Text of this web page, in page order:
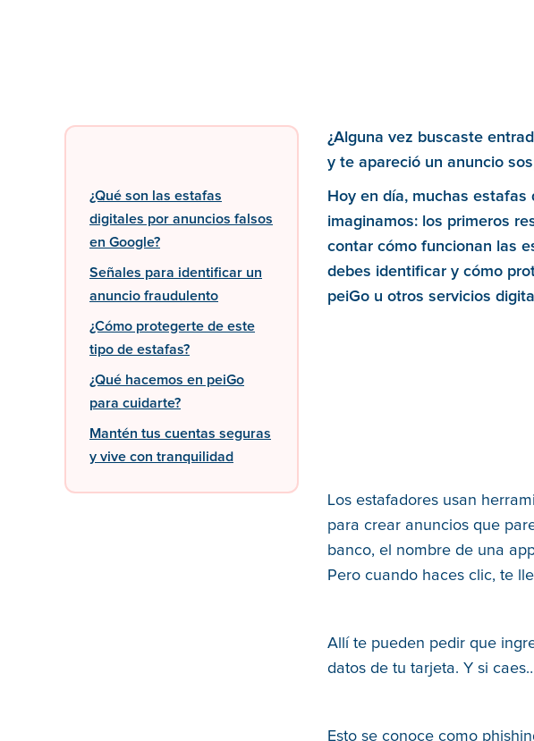
¿Qué son las estafas
digitales por anuncios falsos
en Google?
Señales para identificar un
anuncio fraudulento
¿Cómo protegerte de este
tipo de estafas?
¿Qué hacemos en peiGo
para cuidarte?
Mantén tus cuentas seguras
y vive con tranquilidad
¿Alguna vez buscaste
y te apareció un anuncio
Hoy en día, muchas
imaginamos: los primeros
contar cómo funcionan las
debes identificar y cómo
peiGo u otros servicios
Los estafadores usan
para crear anuncios que
banco, el nombre de una
Pero cuando haces clic, te
Allí te pueden pedir que
datos de tu tarjeta. Y si
Esto se conoce como